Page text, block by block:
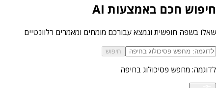
חיפוש חכם באמצעות AI
שאלו בשפה חופשית ונמצא עבורכם מומחים ומאמרים רלוונטיים
חיפוש
לדוגמה: מחפש פסיכולוג בחיפה